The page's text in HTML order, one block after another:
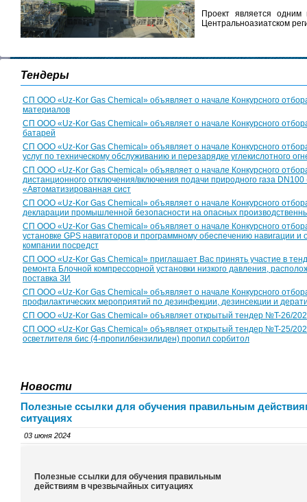
Проект является
Центральноазиатском
Тендеры
СП ООО «Uz-Kor Gas Chemical» объявляет о начале Конкурсного
материалов
СП ООО «Uz-Kor Gas Chemical» объявляет о начале Конкурсного
батарей
СП ООО «Uz-Kor Gas Chemical» объявляет о начале Конкурсного
услуг по техническому обслуживанию и перезарядке углекислотного
СП ООО «Uz-Kor Gas Chemical» объявляет о начале Конкурсного
дистанционного отключения/включения подачи природного газа
«Автоматизированная сист
СП ООО «Uz-Kor Gas Chemical» объявляет о начале Конкурсного
декларации промышленной безопасности на опасных
СП ООО «Uz-Kor Gas Chemical» объявляет о начале Конкурсного
установке GPS навигаторов и программному обеспечению навигации
компании посредст
CП ООО «Uz-Kor Gas Chemical» приглашает Вас принять участие в
ремонта Блочной компрессорной установки низкого давления,
поставка ЗИ
СП ООО «Uz-Kor Gas Chemical» объявляет о начале Конкурсного
профилактических мероприятий по дезинфекции, дезинсекции и
CП ООО «Uz-Kor Gas Chemical» объявляет открытый тендер №T-26/
CП ООО «Uz-Kor Gas Chemical» объявляет открытый тендер №T-25/
осветлителя бис (4-пропилбензилиден) пропил сорбитол
Новости
Полезные ссылки для обучения правильным
ситуациях
03 июня 2024
Полезные ссылки для обучения правильным
действиям в чрезвычайных ситуациях